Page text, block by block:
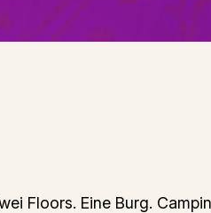
Floors. Eine Burg.